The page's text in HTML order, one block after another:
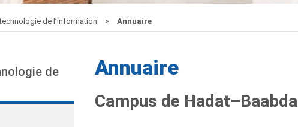
de l’information Annuaire
de
Annuaire
Campus de Hadat–Baabda